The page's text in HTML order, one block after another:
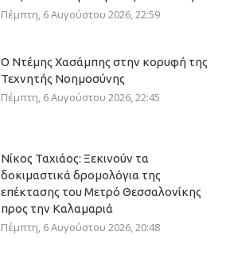
Πέμπτη, 6 Αυγούστου 2026, 22:59
Ο Ντέμης Χασάμπης στην κορυφή της
Τεχνητής Νοημοσύνης
Πέμπτη, 6 Αυγούστου 2026, 22:45
Νίκος Ταχιάος: Ξεκινούν τα
δοκιμαστικά δρομολόγια της
επέκτασης του Μετρό Θεσσαλονίκης
προς την Καλαμαριά
Πέμπτη, 6 Αυγούστου 2026, 20:48